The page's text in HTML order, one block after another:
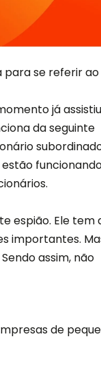
para se referir ao
já assistiu
da seguinte
espião. Ele tem
importantes.
assim, não
de